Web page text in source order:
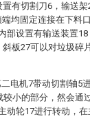
有切割刀6，输送架
均固定连接在下料
部设置有输送装置18
板27可以对垃圾碎
电机7带动切割轴5
小的部分，然会通
动轮17进行转动，在